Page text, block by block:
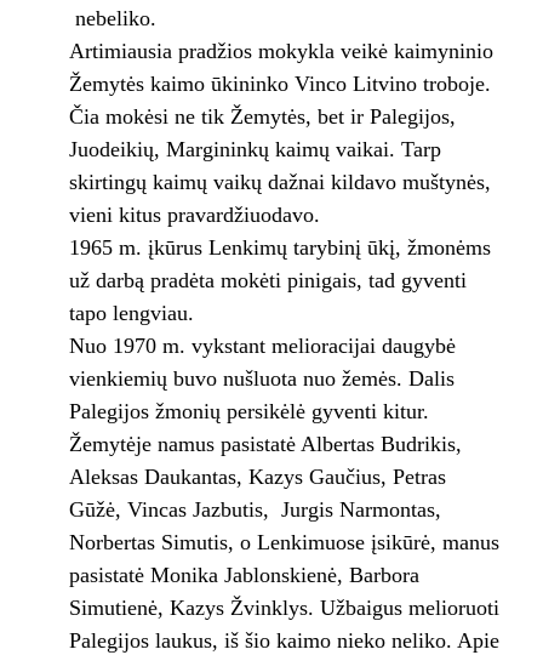
nebeliko.
Artimiausia pradžios mokykla veikė kaimyninio
Žemytės kaimo ūkininko Vinco Litvino troboje.
Čia mokėsi ne tik Žemytės, bet ir Palegijos,
Juodeikių, Margininkų kaimų vaikai. Tarp
skirtingų kaimų vaikų dažnai kildavo muštynės,
vieni kitus pravardžiuodavo.
1965 m. įkūrus Lenkimų tarybinį ūkį, žmonėms
už darbą pradėta mokėti pinigais, tad gyventi
tapo lengviau.
Nuo 1970 m. vykstant melioracijai daugybė
vienkiemių buvo nušluota nuo žemės. Dalis
Palegijos žmonių persikėlė gyventi kitur.
Žemytėje namus pasistatė Albertas Budrikis,
Aleksas Daukantas, Kazys Gaučius, Petras
Gūžė, Vincas Jazbutis, Jurgis Narmontas,
Norbertas Simutis, o Lenkimuose įsikūrė, manus
pasistatė Monika Jablonskienė, Barbora
Simutienė, Kazys Žvinklys. Užbaigus melioruoti
Palegijos laukus, iš šio kaimo nieko neliko. Apie